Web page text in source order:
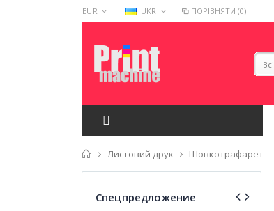
EUR UKR ПОРІВНЯТИ (0)
Всі
Головна
Листовий друк Шовкотрафарет
Спецпредложение